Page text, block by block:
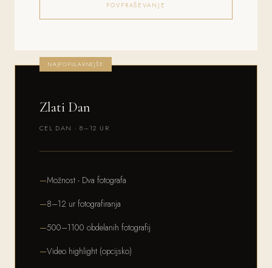
POVPRAŠEVANJE
NAJPOPULARNEJŠE
Zlati Dan
CEL DAN · 8–12 UR
Možnost - Dva fotografa
8–12 ur fotografiranja
500–1100 obdelanih fotografij
Video highlight (opcijsko)